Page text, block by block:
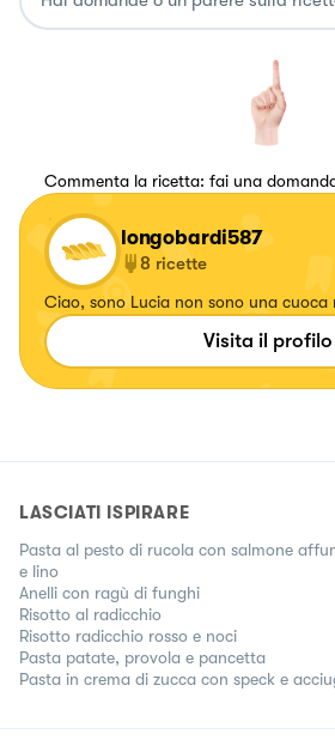
Commenta la ricetta: fai una
longobardi587
8 ricette
Ciao, sono Lucia non sono una cuoca
Visita il profilo
LASCIATI ISPIRARE
Pasta al pesto di rucola con salmone
e lino
Anelli con ragù di funghi
Risotto al radicchio
Risotto radicchio rosso e noci
Pasta patate, provola e pancetta
Pasta in crema di zucca con speck e